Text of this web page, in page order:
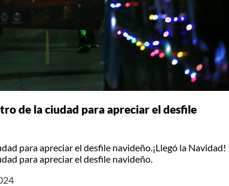
de la ciudad para apreciar el desfile
para apreciar el desfile navideño.¡Llegó la Navidad!
para apreciar el desfile navideño.